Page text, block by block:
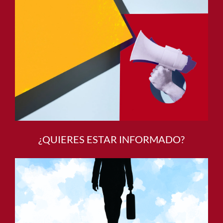
¿QUIERES ESTAR INFORMADO?